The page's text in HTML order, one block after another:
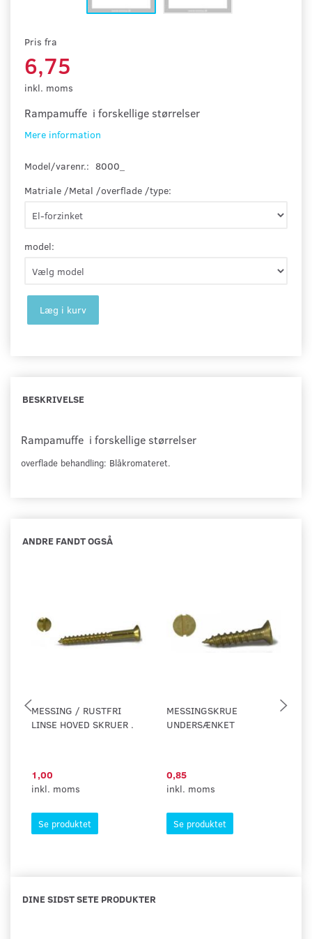
Pris fra
6,75
inkl. moms
Rampamuffe i forskellige størrelser
Mere information
Model/varenr.: 8000_
Matriale /Metal /overflade /type:
model:
Læg i kurv
BESKRIVELSE
Rampamuffe i forskellige størrelser
overflade behandling: Blåkromateret.
ANDRE FANDT OGSÅ
MESSING / RUSTFRI
LINSE HOVED SKRUER .
1,00
inkl. moms
Se produktet
MESSINGSKRUE
UNDERSÆNKET
0,85
inkl. moms
Se produktet
DINE SIDST SETE PRODUKTER